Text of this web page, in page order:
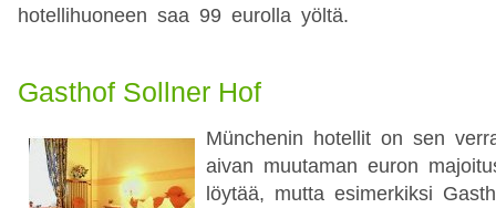
hotellihuoneen saa 99 eurolla yöltä.
Gasthof Sollner Hof
Münchenin hotellit on sen
aivan muutaman euron
löytää, mutta esimerkiksi